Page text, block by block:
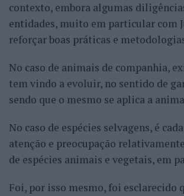
contexto, embora algumas
entidades, muito em particular com
reforçar boas práticas e
No caso de animais de companhia,
tem vindo a evoluir, no sentido de
sendo que o mesmo se aplica a
No caso de espécies selvagens, é
atenção e preocupação
de espécies animais e vegetais, em
Foi, por isso mesmo, foi esclarecido